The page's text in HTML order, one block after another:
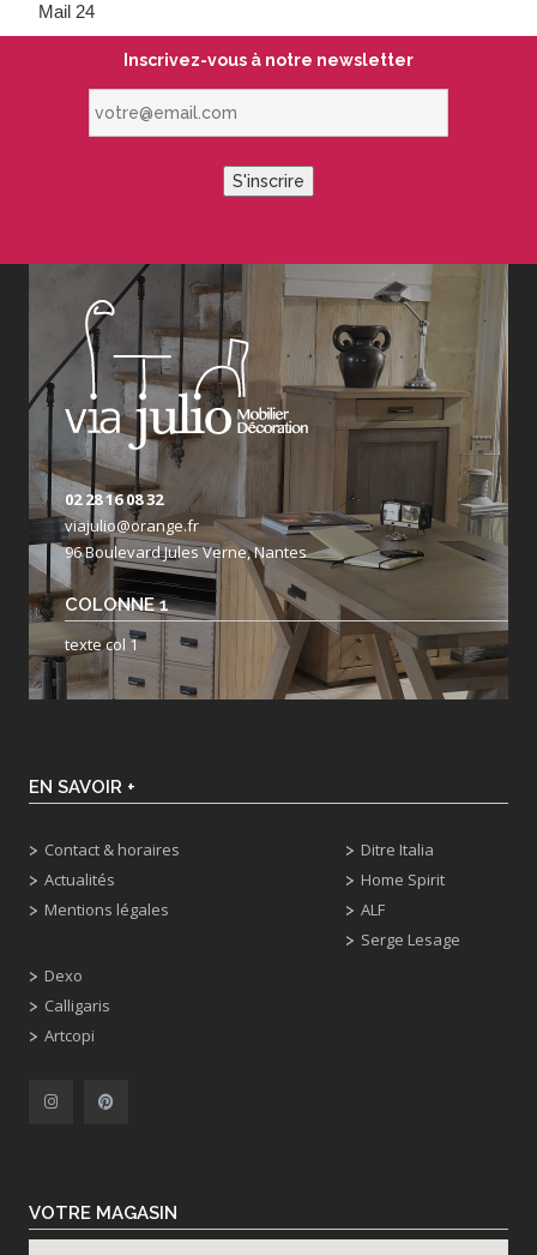
Mail 24
Inscrivez-vous à notre newsletter
S'inscrire
02 28 16 08 32
viajulio@orange.fr
96 Boulevard Jules Verne, Nantes
COLONNE 1
texte col 1
EN SAVOIR +
Contact & horaires
Actualités
Mentions légales
Dexo
Calligaris
Artcopi
Ditre Italia
Home Spirit
ALF
Serge Lesage
VOTRE MAGASIN